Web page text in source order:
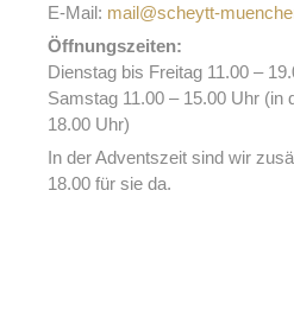
E-Mail: mail@scheytt-
Öffnungszeiten:
Dienstag bis Freitag 11.00 –
Samstag 11.00 – 15.00 Uhr (in
18.00 Uhr)
In der Adventszeit sind wir
18.00 für sie da.